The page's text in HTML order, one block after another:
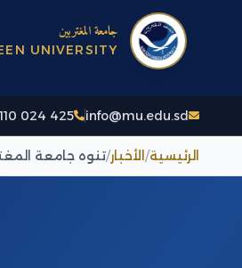
info@mu.edu.sd
024 425
جامعة المغتربين
الرئيسية/ الأخبار/تنوه جامعة